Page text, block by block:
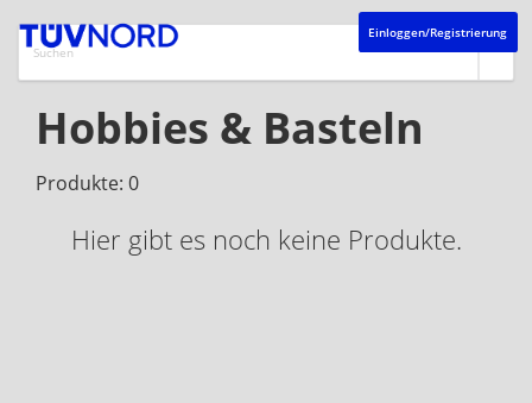
Einloggen/Registrierung
Hobbies & Basteln
Produkte: 0
Hier gibt es noch keine Produkte.